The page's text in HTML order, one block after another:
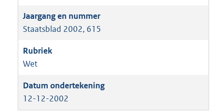
Staatsblad 2002, 615
Wet
12-12-2002